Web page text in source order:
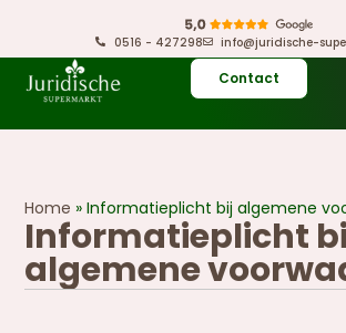
0516 - 427298 info@juridische-
Contact
Home »Informatieplicht bij algemene
Informatieplicht
algemene